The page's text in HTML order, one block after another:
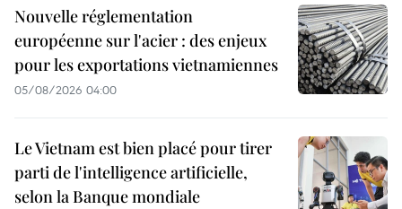
Nouvelle réglementation
européenne sur l'acier : des enjeux
pour les exportations vietnamiennes
05/08/2026 04:00
Le Vietnam est bien placé pour tirer
parti de l'intelligence artificielle,
selon la Banque mondiale